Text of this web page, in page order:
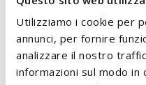
Utilizziamo i cookie per
annunci, per fornire
analizzare il nostro
informazioni sul modo in
Controlla gli articoli da
seleziona tutto